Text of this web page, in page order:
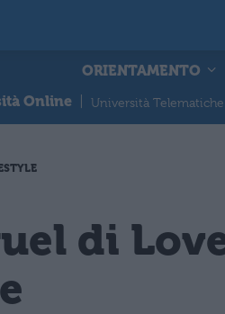
ORIENTAMENTO
Online
Università Telematiche
di